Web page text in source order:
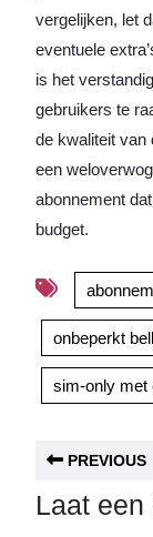
vergelijken, let
eventuele
is het
gebruikers te
de kwaliteit van
een
abonnement
budget.
onbeperkt
sim-only met
PREVIOUS
Laat